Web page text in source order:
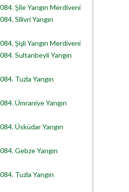
Şile Yangın Merdiveni
Silivri Yangın
Şişli Yangın Merdiveni
Sultanbeyli Yangın
Tuzla Yangın
Ümraniye Yangın
Üsküdar Yangın
Gebze Yangın
Tuzla Yangın